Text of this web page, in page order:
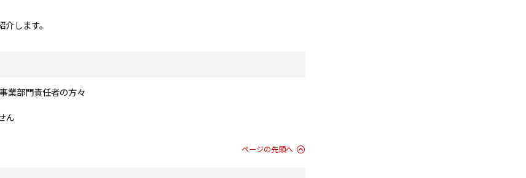
します。
業部門責任者の方々
ん
ページの先頭へ